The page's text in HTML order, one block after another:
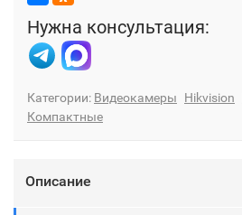
Нужна консультация:
Категории: Видеокамеры Hikvision
Компактные
Описание